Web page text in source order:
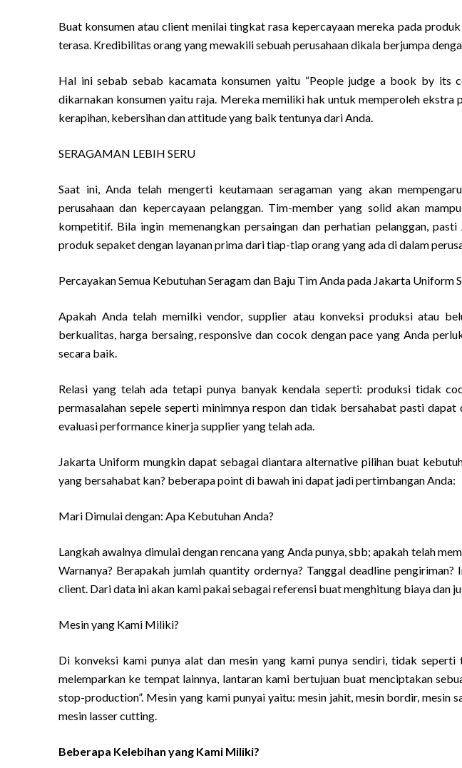
Buat konsumen atau client menilai tingkat rasa kepercayaan mereka pada
terasa. Kredibilitas orang yang mewakili sebuah perusahaan dikala berjumpa
Hal ini sebab sebab kacamata konsumen yaitu “People judge a book by its
dikarnakan konsumen yaitu raja. Mereka memiliki hak untuk memperoleh ekstra
kerapihan, kebersihan dan attitude yang baik tentunya dari Anda.
SERAGAMAN LEBIH SERU
Saat ini, Anda telah mengerti keutamaan seragaman yang akan
perusahaan dan kepercayaan pelanggan. Tim-member yang solid akan
kompetitif. Bila ingin memenangkan persaingan dan perhatian pelanggan,
produk sepaket dengan layanan prima dari tiap-tiap orang yang ada di dalam
Percayakan Semua Kebutuhan Seragam dan Baju Tim Anda pada Jakarta Uniform
Apakah Anda telah memilki vendor, supplier atau konveksi produksi atau
berkualitas, harga bersaing, responsive dan cocok dengan pace yang Anda
secara baik.
Relasi yang telah ada tetapi punya banyak kendala seperti: produksi tidak
permasalahan sepele seperti minimnya respon dan tidak bersahabat pasti
evaluasi performance kinerja supplier yang telah ada.
Jakarta Uniform mungkin dapat sebagai diantara alternative pilihan buat
yang bersahabat kan? beberapa point di bawah ini dapat jadi pertimbangan Anda:
Mari Dimulai dengan: Apa Kebutuhan Anda?
Langkah awalnya dimulai dengan rencana yang Anda punya, sbb; apakah telah
Warnanya? Berapakah jumlah quantity ordernya? Tanggal deadline
client. Dari data ini akan kami pakai sebagai referensi buat menghitung biaya dan
Mesin yang Kami Miliki?
Di konveksi kami punya alat dan mesin yang kami punya sendiri, tidak
melemparkan ke tempat lainnya, lantaran kami bertujuan buat menciptakan
stop-production”. Mesin yang kami punyai yaitu: mesin jahit, mesin bordir, mesin
mesin lasser cutting.
Beberapa Kelebihan yang Kami Miliki?